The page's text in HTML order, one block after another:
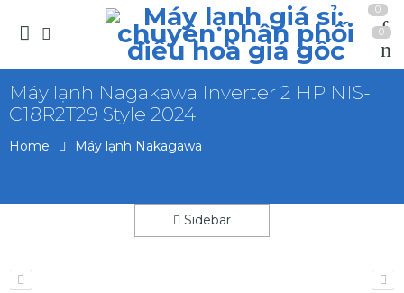
0
0
Máy lạnh Nagakawa Inverter 2 HP NIS-
C18R2T29 Style 2024
Home Máy lạnh Nakagawa
Sidebar